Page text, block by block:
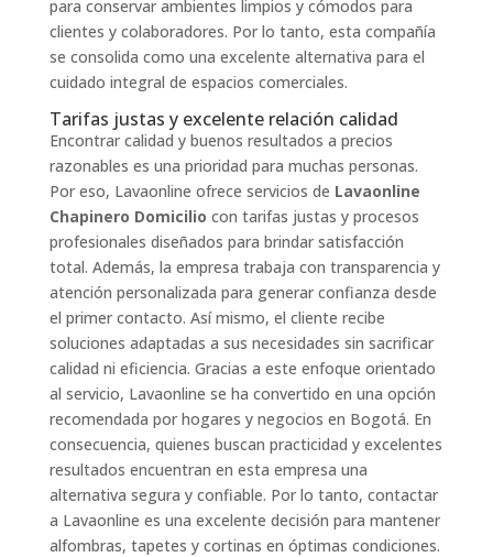
para conservar ambientes limpios y cómodos para
clientes y colaboradores. Por lo tanto, esta compañía
se consolida como una excelente alternativa para el
cuidado integral de espacios comerciales.
Tarifas justas y excelente relación calidad
Encontrar calidad y buenos resultados a precios
razonables es una prioridad para muchas personas.
Por eso, Lavaonline ofrece servicios de Lavaonline
Chapinero Domicilio con tarifas justas y procesos
profesionales diseñados para brindar satisfacción
total. Además, la empresa trabaja con transparencia y
atención personalizada para generar confianza desde
el primer contacto. Así mismo, el cliente recibe
soluciones adaptadas a sus necesidades sin sacrificar
calidad ni eficiencia. Gracias a este enfoque orientado
al servicio, Lavaonline se ha convertido en una opción
recomendada por hogares y negocios en Bogotá. En
consecuencia, quienes buscan practicidad y excelentes
resultados encuentran en esta empresa una
alternativa segura y confiable. Por lo tanto, contactar
a Lavaonline es una excelente decisión para mantener
alfombras, tapetes y cortinas en óptimas condiciones.